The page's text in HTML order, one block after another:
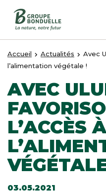
Accueil Actualités
Avec
l’alimentation végétale !
AVEC
L’ACCÈS À
03.05.2021